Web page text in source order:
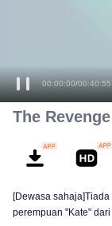
00:00:00/00:40:55
The Revenge
[Dewasa
perempuan "Kate"